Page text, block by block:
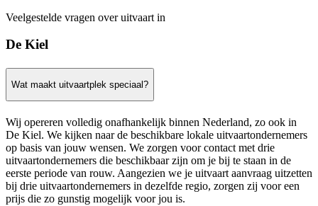
Veelgestelde vragen over uitvaart in
De Kiel
Wat maakt uitvaartplek speciaal?
Wij opereren volledig onafhankelijk binnen Nederland, zo ook in
De Kiel. We kijken naar de beschikbare lokale uitvaartondernemers
op basis van jouw wensen. We zorgen voor contact met drie
uitvaartondernemers die beschikbaar zijn om je bij te staan in de
eerste periode van rouw. Aangezien we je uitvaart aanvraag uitzetten
bij drie uitvaartondernemers in dezelfde regio, zorgen zij voor een
prijs die zo gunstig mogelijk voor jou is.